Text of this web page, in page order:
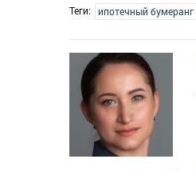
Теги:
ипотечный бумеранг